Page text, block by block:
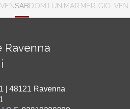
VENSABDOM LUN MAR MER GIO VEN
Ravenna
| 48121 Ravenna